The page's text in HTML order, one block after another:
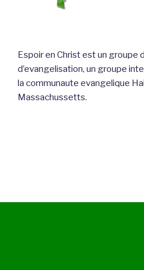
Espoir en Christ est un groupe
d’evangelisation, un groupe
la communaute evangelique
Massachussetts.